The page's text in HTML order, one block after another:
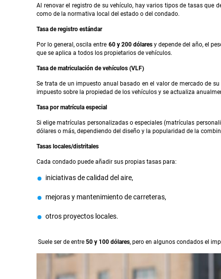
Al renovar el registro de su vehículo, hay varios tipos de tasas que
como de la normativa local del estado o del condado.
Tasa de registro estándar
Por lo general, oscila entre 60 y 200 dólaresy depende del año, el
que se aplica a todos los propietarios de vehículos.
Tasa de matriculación de vehículos (VLF)
Se trata de un impuesto anual basado en el valor de mercado de
impuesto sobre la propiedad de los vehículos y se actualiza
Tasa por matrícula especial
Si elige matrículas personalizadas o especiales (matrículas
dólares o más, dependiendo del diseño y la popularidad de la
Tasas locales/distritales
Cada condado puede añadir sus propias tasas para:
iniciativas de calidad del aire,
mejoras y mantenimiento de carreteras,
otros proyectos locales.
Suele ser de entre 50 y 100 dólares, pero en algunos condados el